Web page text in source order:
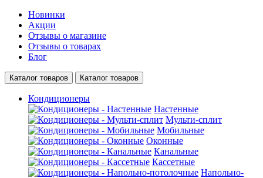
Новинки
Акции
Отзывы о магазине
Отзывы о товарах
Блог
Каталог товаров Каталог товаров
Кондиционеры
Настенные
Мульти-сплит
Мобильные
Оконные
Канальные
Кассетные
Напольно-